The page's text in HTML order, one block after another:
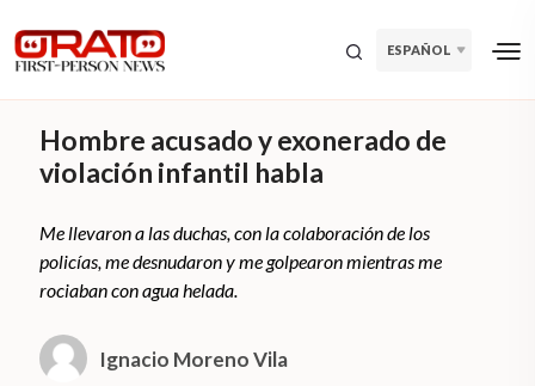
ESPAÑOL
Hombre acusado y exonerado de
violación infantil habla
Me llevaron a las duchas, con la colaboración de los
policías, me desnudaron y me golpearon mientras me
rociaban con agua helada.
Ignacio Moreno Vila